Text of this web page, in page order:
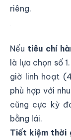
riêng.
Nếu tiêu chí
là lựa chọn số
giờ linh hoạt
phù hợp với
cũng cực kỳ
bằng lái.
Tiết kiệm thời